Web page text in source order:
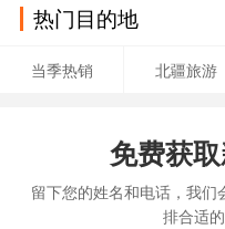
热门目的地
当季热销 北疆旅游
免费获
留下您的姓名和电话，我
排合适